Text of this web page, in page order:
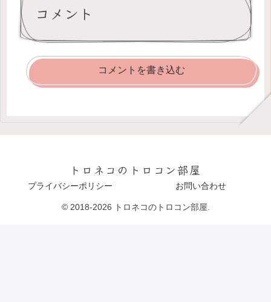
コメント
コメントを書き込む
トロネコのトロコン部屋
プライバシーポリシー お問い合わせ
© 2018-2026 トロネコのトロコン部屋.